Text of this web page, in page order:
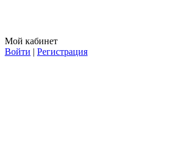
Мой кабинет
Войти | Регистрация